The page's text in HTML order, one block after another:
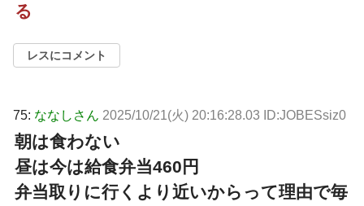
る
レスにコメント
75: ななしさん 2025/10/21(火) 20:16:28.03 ID:JOBESsiz0
朝は食わない
昼は今は給食弁当460円
弁当取りに行くより近いからって理由で毎